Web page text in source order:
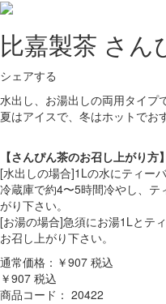
比嘉製茶 さ
シェアする
水出し、お湯出しの両用タイプ
夏はアイスで、冬はホットでお
【さんぴん茶のお召し上がり方】
[水出しの場合]1Lの水にティー
冷蔵庫で約4〜5時間冷やし、
がり下さい。
[お湯の場合]急須にお湯1Lとテ
お召し上がり下さい。
通常価格：￥907 税込
￥907 税込
商品コード： 20422